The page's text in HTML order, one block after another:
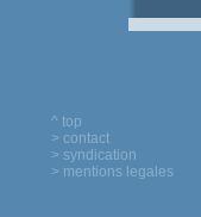
^ top
> contact
> syndication
> mentions legales